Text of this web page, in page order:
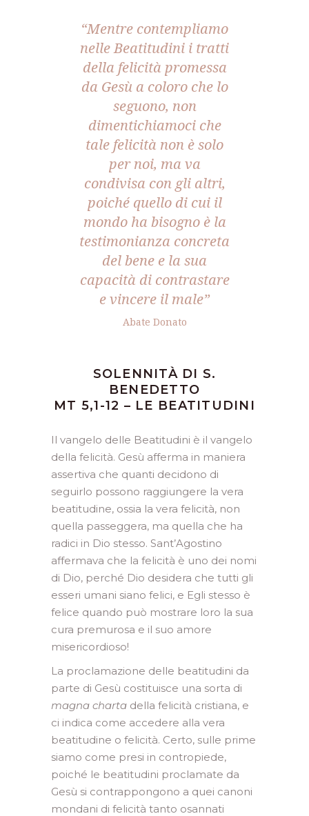
“Mentre contempliamo
nelle Beatitudini i tratti
della felicità promessa
da Gesù a coloro che lo
seguono, non
dimentichiamoci che
tale felicità non è solo
per noi, ma va
condivisa con gli altri,
poiché quello di cui il
mondo ha bisogno è la
testimonianza concreta
del bene e la sua
capacità di contrastare
e vincere il male”
Abate Donato
SOLENNITÀ DI S.
BENEDETTO
MT 5,1-12 – LE BEATITUDINI
Il vangelo delle Beatitudini è il vangelo
della felicità. Gesù afferma in maniera
assertiva che quanti decidono di
seguirlo possono raggiungere la vera
beatitudine, ossia la vera felicità, non
quella passeggera, ma quella che ha
radici in Dio stesso. Sant’Agostino
affermava che la feli­cità è uno dei no­mi
di Dio, perché Dio desidera che tutti gli
esseri umani siano felici, e Egli stesso è
felice quando può mostrare loro la sua
cura premurosa e il suo amore
misericordioso!
La proclamazione delle beatitudini da
parte di Gesù costituisce una sorta di
magna charta della felicità cristiana, e
ci indica come accedere alla vera
beatitudine o felicità. Certo, sulle prime
siamo come presi in contropiede,
poiché le beatitudini proclamate da
Gesù si contrappongono a quei canoni
mondani di felicità tanto osannati